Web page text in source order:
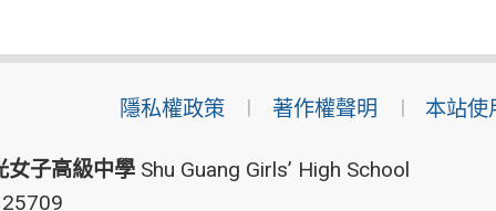
隱私權政策 著作權聲明 本站使
女子高級中學Shu Guang Girls’ High School